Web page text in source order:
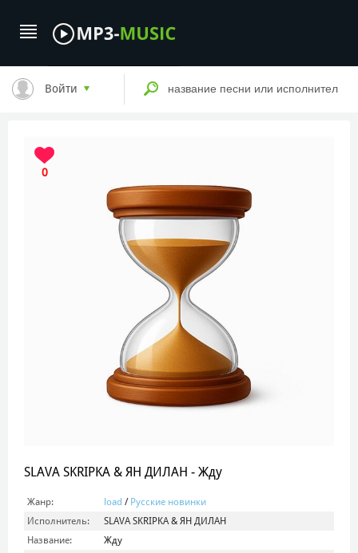
Войти
0
SLAVA SKRIPKA & ЯН ДИЛАН - Жду
Жанр: load / Русские новинки
Исполнитель:
SLAVA SKRIPKA & ЯН ДИЛАН
Название:
Жду